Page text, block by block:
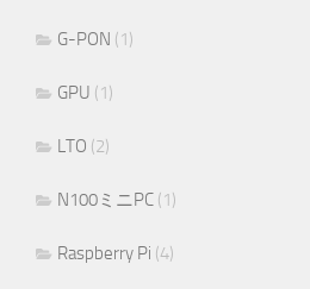
G-PON (1)
GPU (1)
LTO (2)
N100ミニPC (1)
Raspberry Pi (4)